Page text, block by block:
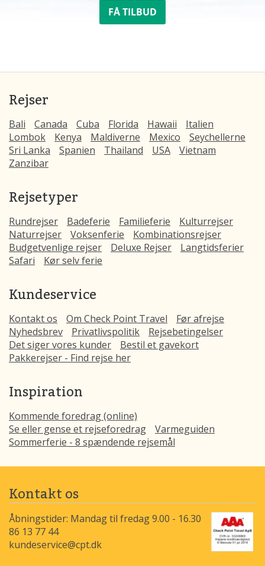
FÅ TILBUD
Rejser
Bali Canada Cuba Florida Hawaii
Italien
Lombok
Kenya Maldiverne Mexico
Seychellerne
Sri Lanka
Spanien Thailand USA
Vietnam
Zanzibar
Rejsetyper
Rundrejser Badeferie Familieferie
Kulturrejser
Naturrejser
Voksenferie
Kombinationsrejser
Budgetvenlige rejser
Deluxe Rejser
Langtidsferier
Safari
Kør selv ferie
Kundeservice
Kontakt os Om Check Point Travel
Før afrejse
Nyhedsbrev
Privatlivspolitik
Rejsebetingelser
Det siger vores kunder
Bestil et gavekort
Pakkerejser - Find rejse her
Inspiration
Kommende foredrag (online)
Se eller gense et rejseforedrag
Varmeguiden
Sommerferie - 8 spændende rejsemål
Kontakt os
Åbningstider: Mandag til fredag 9.00 - 16.30
86 13 77 44
kundeservice@cpt.dk